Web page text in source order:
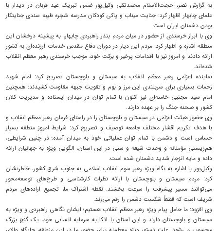
به گزارش نصر، حجت‌الاسلام محمدتقی وکیل‌پور ضمن تبریک عید قربان در دیدار با
علمای چابهار اظهار کرد: جنایت میناب و پاکی کودکان مدرسه شجره طیبه سندی جنایتکار
بودن دشمنان ایران است.
وی با ابراز خرسندی از حضور در میان مردم بندر راهبردی چابهار، به پیشینه درخشان این
منطقه اشاره و اظهار کرد: مردم این دیار در دوران دفاع مقدس خدمات ارزنده‌ای به کشور
ارائه دادند و امروز نیز با اقدامات پرخیر و برکت خود، موجب خرسندی رهبر معظم انقلاب
شده‌اند.
نماینده اعزامی رهبر معظم انقلاب به سیستان و بلوچستان تصریح کرد: امام شهید
زحمات بسیاری برای سربلندی این مرز و بوم و تقویت جبهه مقاومت کشیدند؛ همچنین
امام سید مجتبی خامنه‌ای نیز اکنون با تمام توان در میدان ایستاده و مدیریت کلان
کشور و صحنه جنگ را بر عهده دارند.
وی حضور هیئت اعزامی در سیستان و بلوچستان را در راستای فرمان رهبر معظم انقلاب و
با هدف تکریم اقشار مختلف جامعه توصیف و تصریح کرد: شرایط امروز منطقه بسیار
حساس است و دشمن با تمام توان عملیاتی خود به میدان آمده؛ در چنین شرایطی،
هم‌زیستی مؤمنانه و وحدت شیعه و سنی در این استان، الگویی ویژه به جهانیان ارائه
داده و مایه انزجار شدید دشمنان شده است.
وکیل‌پور با اشاره به نگاه ویژه رهبر سوم انقلاب اسلامی به جنوب شرق کشور، خاطرنشان
کرد: مردم سیستان و بلوچستان با ارائه نظرات کارشناسی و طرح‌های توسعه‌محور
می‌توانند مسیر پیشرفت را سرعت بخشند. نقطه اشتراک ما، تجمیع اراده‌های مردم
شریف است که قطعاً شکست دشمن را رقم می‌زند.
وی افزود: ما حامل پیام ویژه رهبر معظم انقلاب هستیم؛ ایشان نگاهی راهبردی و ویژه به
سیستان و بلوچستان دارند و این استان با اتکا به سرمایه انسانی خود، یک گنج بزرگ